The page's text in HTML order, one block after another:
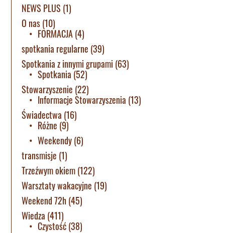
NEWS PLUS (1)
O nas(10)
FORMACJA(4)
spotkania regularne (39)
Spotkania z innymi grupami (63)
Spotkania (52)
Stowarzyszenie (22)
Informacje Stowarzyszenia (13)
Świadectwa (16)
Różne (9)
Weekendy(6)
transmisje (1)
Trzeźwym okiem(122)
Warsztaty wakacyjne (19)
Weekend 72h(45)
Wiedza (411)
Czystość(38)